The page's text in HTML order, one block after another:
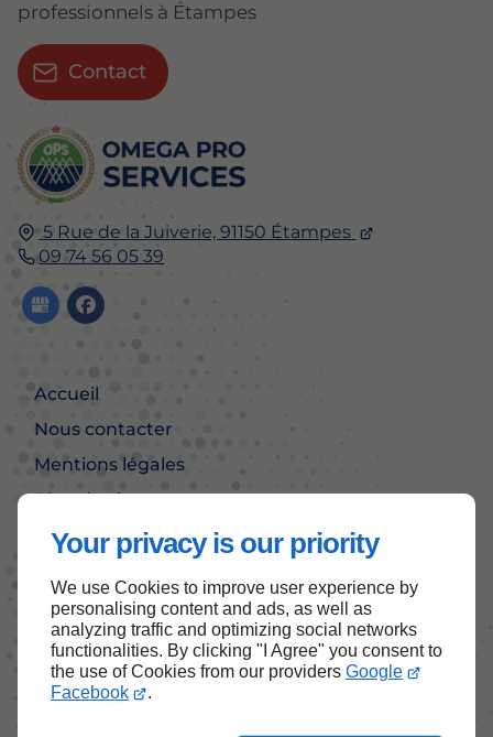
Your privacy is our priority
We use Cookies to improve user experience by
personalising content and ads, as well as
analyzing traffic and optimizing social networks
functionalities. By clicking "I Agree" you consent to
the use of Cookies from our providers Google
Facebook
.
5 Rue de la Juiverie, 91150 Étampes
09 74 56 05 39
Accueil
Nous contacter
Mentions légales
Plan du site
professionnels à Étampes
Contact
Haut de page